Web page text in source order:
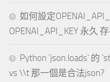
如何設定
OPENAI_API_KEY 永久
Python `json.loads` 的
vs \\t 那一個是合法json?